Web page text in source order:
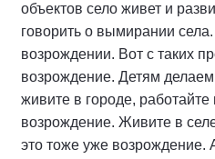
объектов село живет и
говорить о вымирании
возрождении. Вот с таких
возрождение. Детям
живите в городе, работайте
возрождение. Живите в
это тоже уже возрождение.